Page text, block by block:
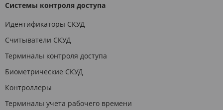
Системы контроля доступа
Идентификаторы СКУД
Считыватели СКУД
Терминалы контроля доступа
Биометрические СКУД
Контроллеры
Терминалы учета рабочего времени